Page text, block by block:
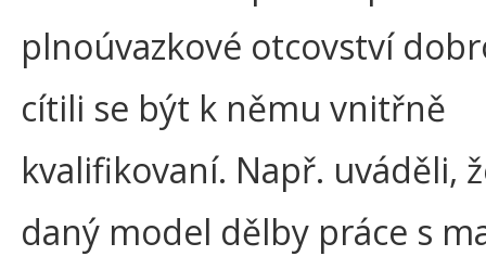
plnoúvazkové otcovství
cítili se být k němu vnitřně
kvalifikovaní. Např. uváděli,
daný model dělby práce s